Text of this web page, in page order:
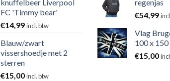
knuffelbeer Liverpool
FC 'Timmy bear'
€14,99incl. btw
Blauw/zwart
vissershoedje met 2
sterren
€15,00incl. btw
regenjas
€54,99
Vlag
100 x 150
€15,00